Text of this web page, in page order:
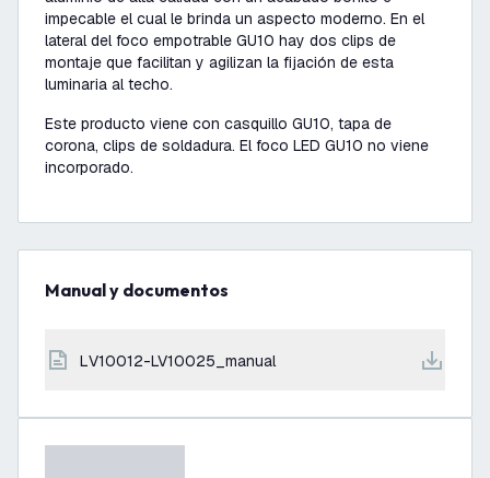
impecable el cual le brinda un aspecto moderno. En el
lateral del foco empotrable GU10 hay dos clips de
montaje que facilitan y agilizan la fijación de esta
luminaria al techo.
Este producto viene con casquillo GU10, tapa de
corona, clips de soldadura. El foco LED GU10 no viene
incorporado.
Manual y documentos
LV10012-LV10025_manual